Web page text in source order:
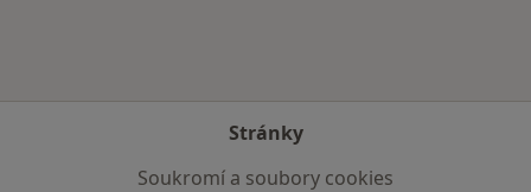
Stránky
Soukromí a soubory cookies